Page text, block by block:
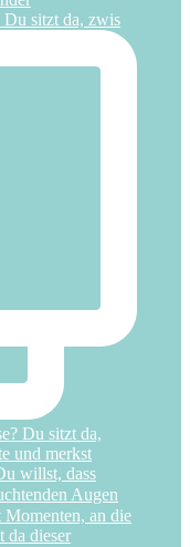
Du sitzt da, zwis